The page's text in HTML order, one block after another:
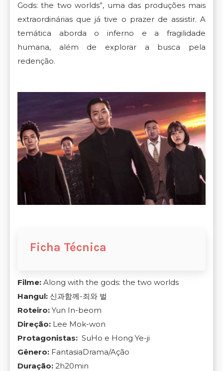
Gods: the two worlds”, uma das produções mais
extraordinárias que já tive o prazer de assistir. A
temática aborda o inferno e a fragilidade
humana, além de explorar a busca pela
redenção.
Ficha Técnica
Filme: Along with the gods: the two worlds
Hangul: 신과함께-죄와 벌
Roteiro: Yun In-beom
Direção: Lee Mok-won
Protagonistas: SuHo e Hong Ye-ji
Gênero: FantasiaDrama/Ação
Duração: 2h20min